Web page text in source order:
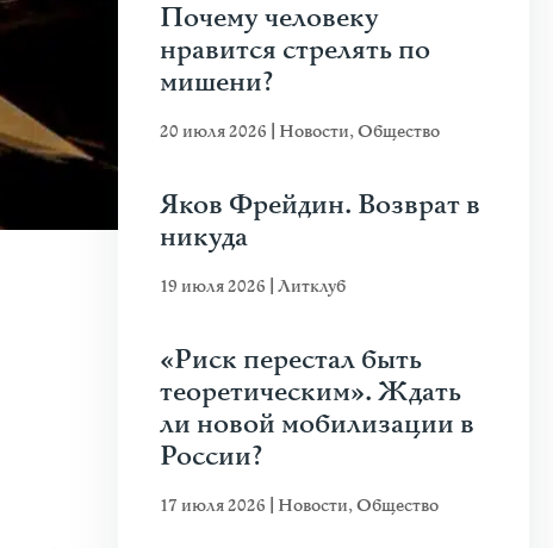
Почему человеку
нравится стрелять по
мишени?
20 июля 2026 Новости,Общество
Яков Фрейдин. Возврат в
никуда
19 июля 2026 Литклуб
«Риск перестал быть
теоретическим». Ждать
ли новой мобилизации в
России?
17 июля 2026 Новости,Общество